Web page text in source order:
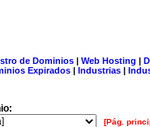
de Dominios| Web Hosting |
Expirados | Industrias |
[Pág.